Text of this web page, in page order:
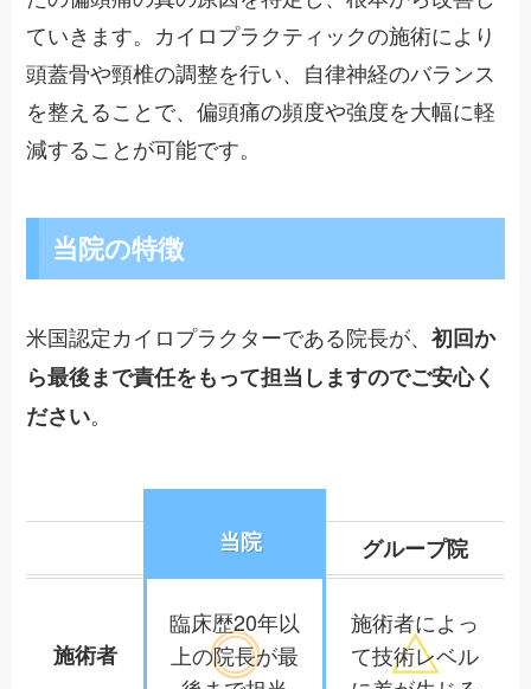
ていきます。カイロプラクティックの施術により
頭蓋骨や頸椎の調整を行い、自律神経のバランス
を整えることで、偏頭痛の頻度や強度を大幅に軽
減することが可能です。
当院の特徴
米国認定カイロプラクターである院長が、初回か
ら最後まで責任をもって担当しますのでご安心く
ださい。
当院 グループ院
施術者
臨床歴20年以
上の院長が最
施術者によっ
て技術レベル